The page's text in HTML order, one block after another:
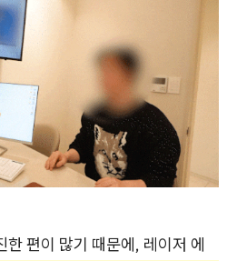
한 편이 많기 때문에, 레이저 에